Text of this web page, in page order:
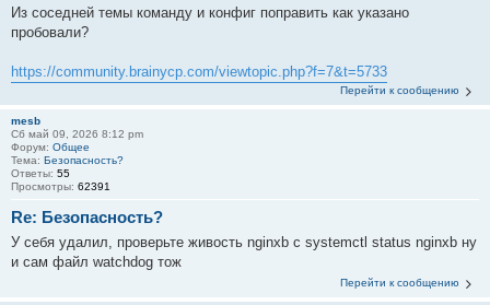
Из соседней темы команду и конфиг поправить как указано
пробовали?
https://community.brainycp.com/viewtopic.php?f=7&t=5733
Перейти к сообщению
mesb
Сб май 09, 2026 8:12 pm
Форум: Общее
Тема: Безопасность?
Ответы: 55
Просмотры: 62391
Re: Безопасность?
У себя удалил, проверьте живость nginxb c systemctl status nginxb ну
и сам файл watchdog тож
Перейти к сообщению